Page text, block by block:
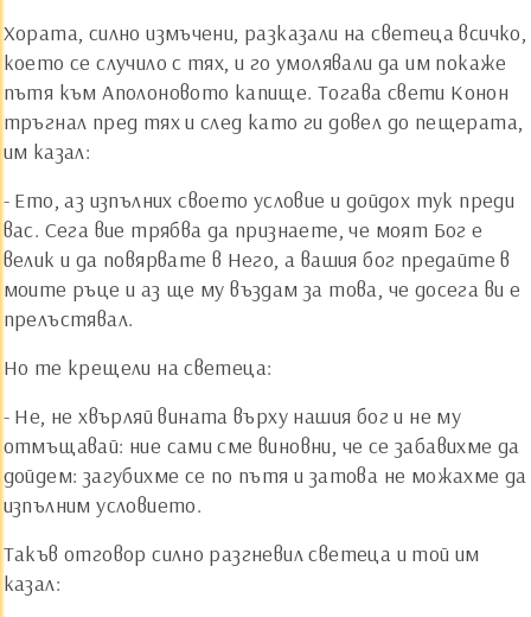
Хората, силно измъчени, разказали на светеца всичко,
което се случило с тях, и го умолявали да им покаже
пътя към Аполоновото капище. Тогава свети Конон
тръгнал пред тях и след като ги довел до пещерата,
им казал:
- Ето, аз изпълних своето условие и дойдох тук преди
вас. Сега вие трябва да признаете, че моят Бог е
велик и да повярвате в Него, а вашия бог предайте в
моите ръце и аз ще му въздам за това, че досега ви е
прелъстявал.
Но те крещели на светеца:
- Не, не хвърляй вината върху нашия бог и не му
отмъщавай: ние сами сме виновни, че се забавихме да
дойдем: загубихме се по пътя и затова не можахме да
изпълним условието.
Такъв отговор силно разгневил светеца и той им
казал: